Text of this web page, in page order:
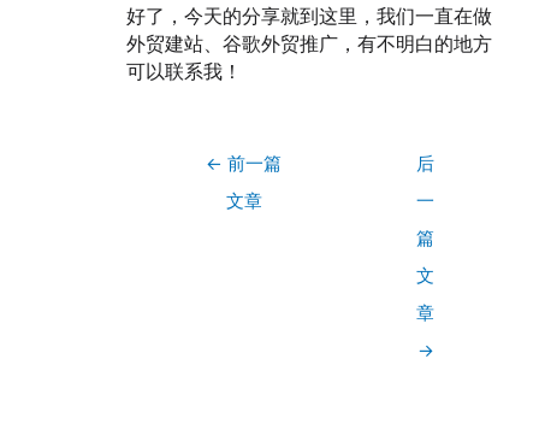
好了，今天的分享就到这里，我们一直在做
外贸建站、谷歌外贸推广，有不明白的地方
可以联系我！
← 前一篇
文章
后
一
篇
文
章
→